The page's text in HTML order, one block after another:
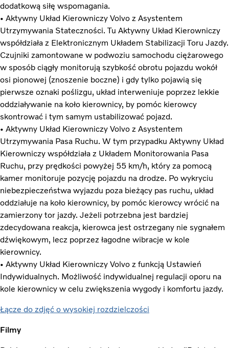
dodatkową siłę wspomagania.
• Aktywny Układ Kierowniczy Volvo z Asystentem
Utrzymywania Stateczności. Tu Aktywny Układ Kierowniczy
współdziała z Elektronicznym Układem Stabilizacji Toru Jazdy.
Czujniki zamontowane w podwoziu samochodu ciężarowego
w sposób ciągły monitorują szybkość obrotu pojazdu wokół
osi pionowej (znoszenie boczne) i gdy tylko pojawią się
pierwsze oznaki poślizgu, układ interweniuje poprzez lekkie
oddziaływanie na koło kierownicy, by pomóc kierowcy
skontrować i tym samym ustabilizować pojazd.
• Aktywny Układ Kierowniczy Volvo z Asystentem
Utrzymywania Pasa Ruchu. W tym przypadku Aktywny Układ
Kierowniczy współdziała z Układem Monitorowania Pasa
Ruchu, przy prędkości powyżej 55 km/h, który za pomocą
kamer monitoruje pozycję pojazdu na drodze. Po wykryciu
niebezpieczeństwa wyjazdu poza bieżący pas ruchu, układ
oddziałuje na koło kierownicy, by pomóc kierowcy wrócić na
zamierzony tor jazdy. Jeżeli potrzebna jest bardziej
zdecydowana reakcja, kierowca jest ostrzegany nie sygnałem
dźwiękowym, lecz poprzez łagodne wibracje w kole
kierownicy.
• Aktywny Układ Kierowniczy Volvo z funkcją Ustawień
Indywidualnych. Możliwość indywidualnej regulacji oporu na
kole kierownicy w celu zwiększenia wygody i komfortu jazdy.
Łącze do zdjęć o wysokiej rozdzielczości
Filmy